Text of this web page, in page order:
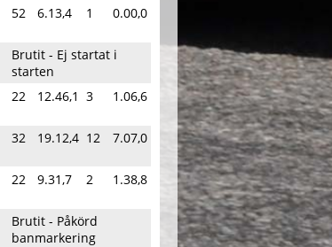
52 6.13,4 1 0.00,0
Brutit - Ej startat i
starten
22 12.46,1 3 1.06,6
32 19.12,4 12 7.07,0
22 9.31,7 2 1.38,8
Brutit - Påkörd
banmarkering